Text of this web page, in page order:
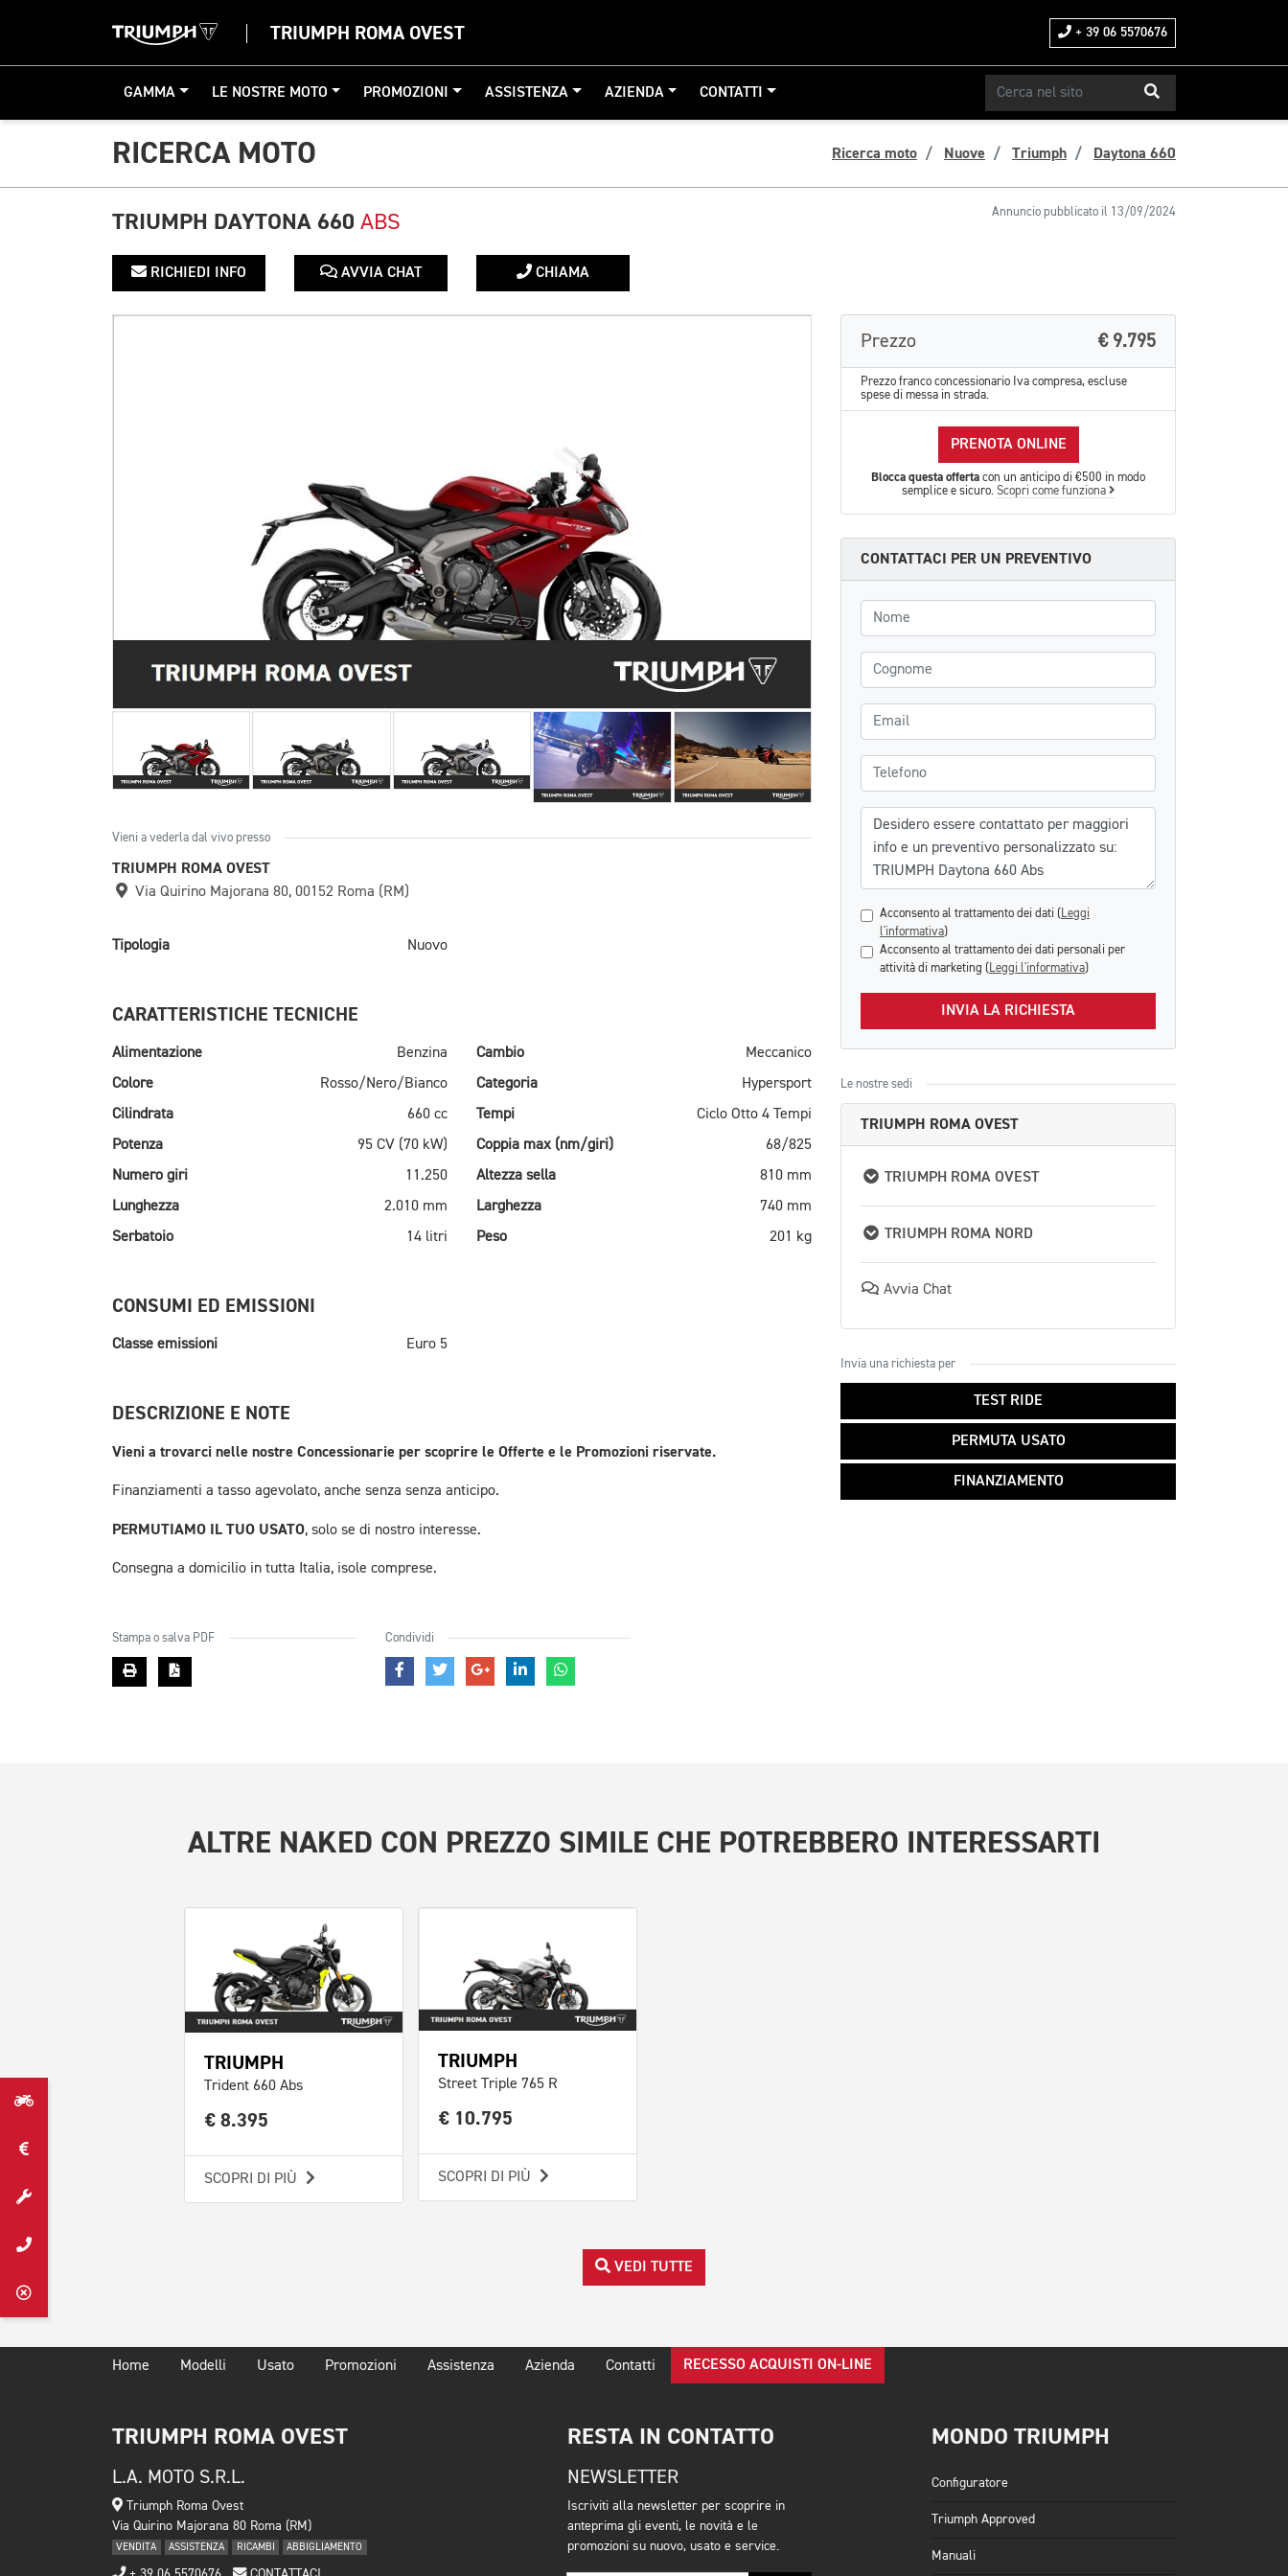
TRIUMPH ROMA OVEST + 39 06 5570676
GAMMA LE NOSTRE MOTO PROMOZIONI ASSISTENZA AZIENDA CONTATTI
RICERCA MOTO Ricerca moto Nuove Triumph Daytona 660
Annuncio pubblicato il 13/09/2024
TRIUMPH DAYTONA 660 ABS
RICHIEDI INFO AVVIA CHAT CHIAMA
Vieni a vederla dal vivo presso
TRIUMPH ROMA OVEST
Via Quirino Majorana 80, 00152 Roma (RM)
Tipologia Nuovo
CARATTERISTICHE TECNICHE
Alimentazione Benzina Cambio
Meccanico
Colore
Rosso/Nero/Bianco Categoria
Hypersport
Cilindrata
660 cc Tempi
Ciclo Otto 4 Tempi
Potenza
95 CV (70 kW) Coppia max (nm/giri)
68/825
Numero giri
11.250 Altezza sella
810 mm
Lunghezza
2.010 mm Larghezza
740 mm
Serbatoio
14 litri Peso 201 kg
CONSUMI ED EMISSIONI
Classe emissioni Euro 5
DESCRIZIONE E NOTE
Vieni a trovarci nelle nostre Concessionarie per scoprire le Offerte e le Promozioni riservate.
Finanziamenti a tasso agevolato, anche senza senza anticipo.
PERMUTIAMO IL TUO USATO, solo se di nostro interesse.
Consegna a domicilio in tutta Italia, isole comprese.
Prezzo € 9.795
Prezzo franco concessionario Iva compresa, escluse
spese di messa in strada.
PRENOTA ONLINE
Blocca questa offerta con un anticipo di €500 in modo
semplice e sicuro. Scopri come funziona
CONTATTACI PER UN PREVENTIVO
Nome
Cognome
Email
Telefono
Messaggio
Acconsento al trattamento dei dati ( Leggi
l'informativa)
Acconsento al trattamento dei dati personali per
attività di marketing ( Leggi l'informativa)
INVIA LA RICHIESTA
Le nostre sedi
TRIUMPH ROMA OVEST
TRIUMPH ROMA OVEST
TRIUMPH ROMA NORD
Avvia Chat
Invia una richiesta per
TEST RIDE
PERMUTA USATO
FINANZIAMENTO
Stampa o salva PDF Condividi
ALTRE NAKED CON PREZZO SIMILE CHE POTREBBERO INTERESSARTI
TRIUMPH
Trident 660 Abs
€ 8.395
SCOPRI DI PIÙ
TRIUMPH
Street Triple 765 R
€ 10.795
SCOPRI DI PIÙ
VEDI TUTTE
Home Modelli Usato Promozioni Assistenza Azienda Contatti RECESSO ACQUISTI ON-LINE
TRIUMPH ROMA OVEST
L.A. MOTO S.R.L.
Triumph Roma Ovest
Via Quirino Majorana 80 Roma (RM)
VENDITA ASSISTENZA RICAMBI ABBIGLIAMENTO
RESTA IN CONTATTO
NEWSLETTER
Iscriviti alla newsletter per scoprire in
anteprima gli eventi, le novità e le
promozioni su nuovo, usato e service.
MONDO TRIUMPH
Configuratore
Triumph Approved
Manuali